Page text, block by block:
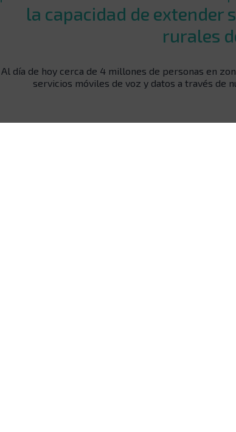
la capacidad de extender
rurales
Al día de hoy cerca de 4 millones de personas en
servicios móviles de voz y datos a través de